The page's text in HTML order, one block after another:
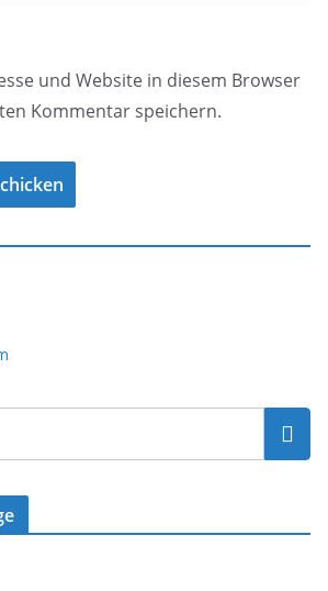
und Website in diesem Browser
Kommentar speichern.